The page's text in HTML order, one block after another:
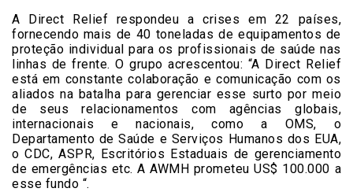
A Direct Relief respondeu a crises em 22 países,
fornecendo mais de 40 toneladas de equipamentos de
proteção individual para os profissionais de saúde nas
linhas de frente. O grupo acrescentou: “A Direct Relief
está em constante colaboração e comunicação com os
aliados na batalha para gerenciar esse surto por meio
de seus relacionamentos com agências globais,
internacionais e nacionais, como a OMS, o
Departamento de Saúde e Serviços Humanos dos EUA,
o CDC, ASPR, Escritórios Estaduais de gerenciamento
de emergências etc. A AWMH prometeu US$ 100.000 a
esse fundo “.